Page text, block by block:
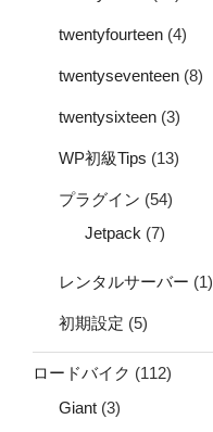
twentyfourteen (4)
twentyseventeen (8)
twentysixteen (3)
WP初級Tips (13)
プラグイン (54)
Jetpack (7)
レンタルサーバー (1)
初期設定 (5)
ロードバイク (112)
Giant (3)